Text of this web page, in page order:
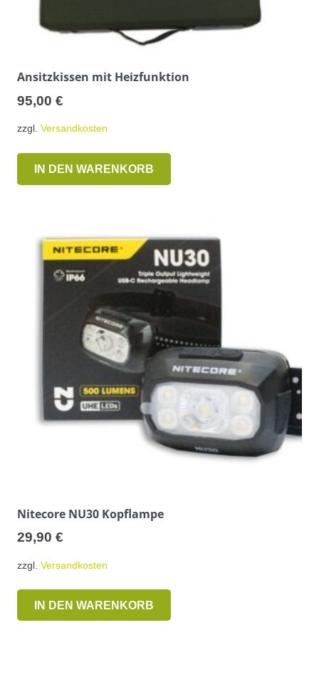
Ansitzkissen mit Heizfunktion
95,00 €
zzgl. Versandkosten
IN DEN WARENKORB
Nitecore NU30 Kopflampe
29,90 €
zzgl. Versandkosten
IN DEN WARENKORB